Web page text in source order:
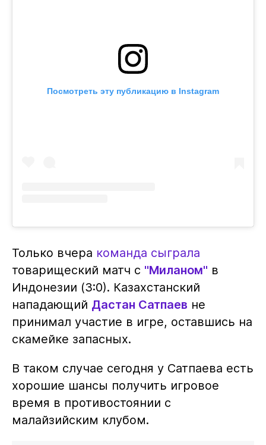
Посмотреть эту публикацию в Instagram
Только вчера команда сыграла
товарищеский матч с "Миланом" в
Индонезии (3:0). Казахстанский
нападающий Дастан Сатпаев не
принимал участие в игре, оставшись на
скамейке запасных.
В таком случае сегодня у Сатпаева есть
хорошие шансы получить игровое
время в противостоянии с
малайзийским клубом.